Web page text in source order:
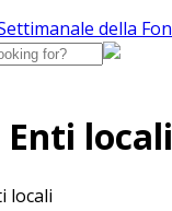
locali
locali